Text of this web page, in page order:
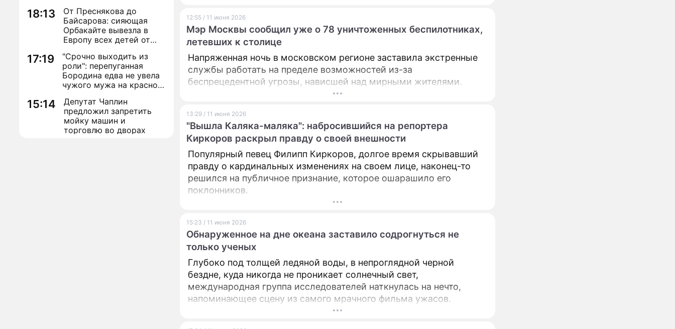
18:13
От Преснякова до
Байсарова: сияющая
Орбакайте вывезла в
Европу всех детей от
17:19
"Срочно выходить из
роли": перепуганная
Бородина едва не увела
чужого мужа на красной
15:14
Депутат Чаплин
предложил запретить
мойку машин и
торговлю во дворах
12:55 / 11 июня 2026
Мэр Москвы сообщил уже о 78 уничтоженных беспилотниках,
летевших к столице
Напряженная ночь в московском регионе заставила экстренные
службы работать на пределе возможностей из-за
беспрецедентной угрозы, нависшей над мирными жителями.
13:29 / 11 июня 2026
"Вышла Каляка-маляка": набросившийся на репортера
Киркоров раскрыл правду о своей внешности
Популярный певец Филипп Киркоров, долгое время скрывавший
правду о кардинальных изменениях на своем лице, наконец-то
решился на публичное признание, которое ошарашило его
поклонников.
15:23 / 11 июня 2026
Обнаруженное на дне океана заставило содрогнуться не
только ученых
Глубоко под толщей ледяной воды, в непроглядной черной
бездне, куда никогда не проникает солнечный свет,
международная группа исследователей наткнулась на нечто,
напоминающее сцену из самого мрачного фильма ужасов.